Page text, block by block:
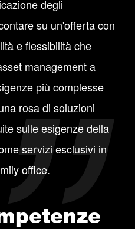
degli
su un'offerta con
e flessibilità che
management a
più complesse
rosa di soluzioni
sulle esigenze della
servizi esclusivi in
office.